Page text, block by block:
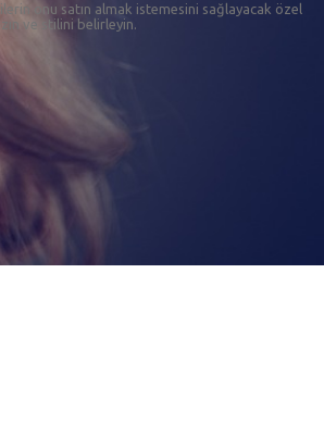
onu satın almak istemesini sağlayacak özel
ve stilini belirleyin.